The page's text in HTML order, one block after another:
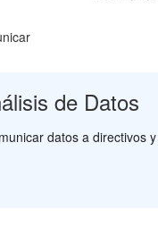
de Datos
datos a directivos